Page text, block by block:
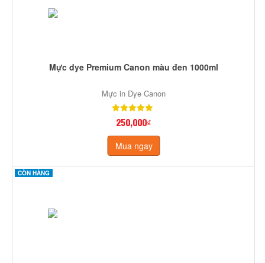
Mực dye Premium Canon màu đen 1000ml
Mực in Dye Canon
250,000₫
Mua ngay
CÒN HÀNG